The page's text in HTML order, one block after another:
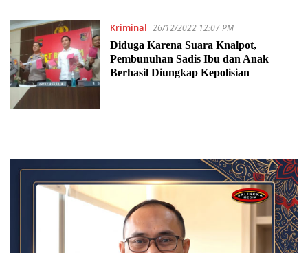
Kriminal 26/12/2022 12:07 PM
Diduga Karena Suara Knalpot,
Pembunuhan Sadis Ibu dan Anak
Berhasil Diungkap Kepolisian